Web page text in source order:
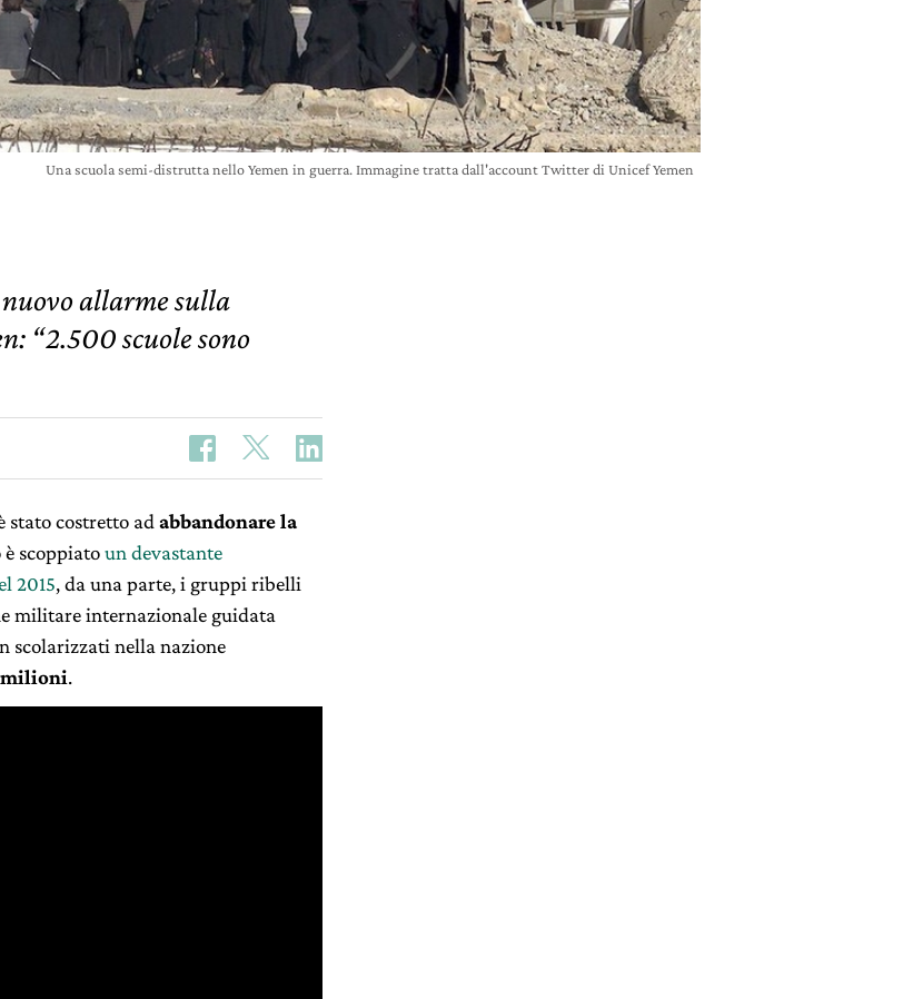
Una scuola semi-distrutta nello Yemen in guerra. Immagine tratta dall'account Twitter di Unicef Yemen
allarme sulla
“2.500 scuole sono
stato costretto ad abbandonare la
scoppiatoun devastante
2015, da una parte, i gruppi ribelli
militare internazionale guidata
scolarizzati nella nazione
milioni.